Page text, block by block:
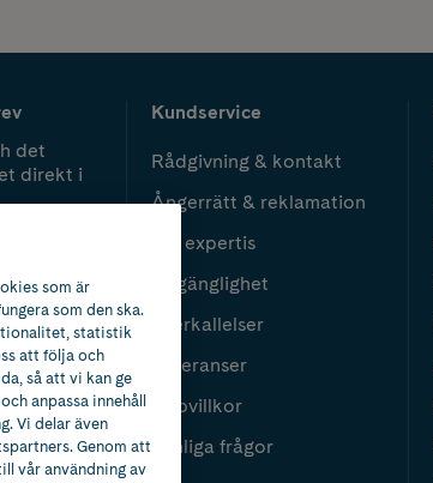
det
direkt i
Kundservice
Rådgivning & kontakt
Ångerrätt & reklamation
Vår expertis
Tillgänglighet
Återkallelser
Leveranser
Köpvillkor
Vanliga frågor
som är
som den ska.
statistik
att följa och
så att vi kan ge
anpassa innehåll
Vi delar även
Genom att
vår användning av